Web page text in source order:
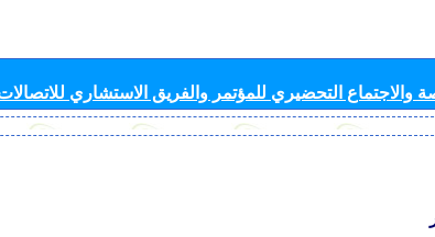
والاجتماع التحضيري للمؤتمر والفريق الاستشاري للاتصالات